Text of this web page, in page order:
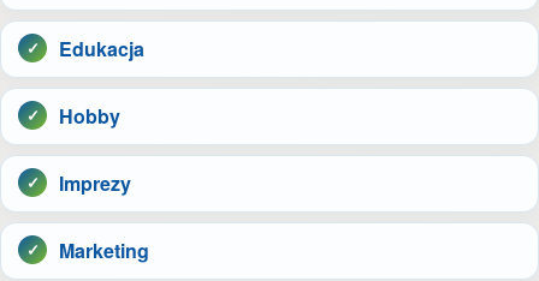
Edukacja
Hobby
Imprezy
Marketing